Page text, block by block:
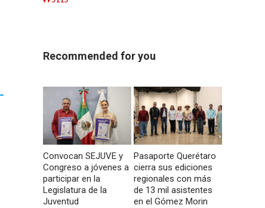
Recommended for you
Convocan SEJUVE y
Congreso a jóvenes a
participar en la
Legislatura de la
Juventud
Pasaporte Querétaro
cierra sus ediciones
regionales con más
de 13 mil asistentes
en el Gómez Morin